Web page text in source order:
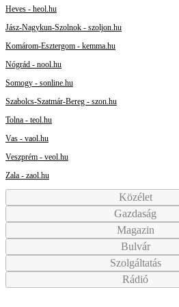
Heves - heol.hu
Jász-Nagykun-Szolnok - szoljon.hu
Komárom-Esztergom - kemma.hu
Nógrád - nool.hu
Somogy - sonline.hu
Szabolcs-Szatmár-Bereg - szon.hu
Tolna - teol.hu
Vas - vaol.hu
Veszprém - veol.hu
Zala - zaol.hu
Közélet
Gazdaság
Magazin
Bulvár
Szolgáltatás
Rádió